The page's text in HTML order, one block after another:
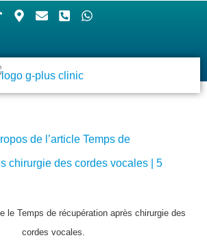
le Temps de récupération après chirurgie des
cordes vocales.